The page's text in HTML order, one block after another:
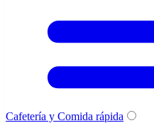
Cafetería y Comida rápida